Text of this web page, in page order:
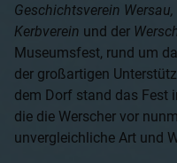
Geschichtsverein Wersau,
Kerbverein und der
Museumsfest, rund um
der großartigen
dem Dorf stand das Fest
die die Werscher vor
unvergleichliche Art und